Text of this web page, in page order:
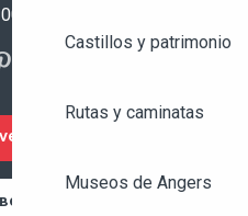
Castillos y patrimonio
Rutas y caminatas
Museos de Angers
Angers - FRANCIA